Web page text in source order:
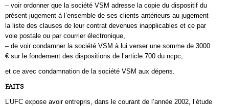
– voir ordonner que la société VSM adresse la copie du dispositif du
présent jugement à l’ensemble de ses clients antérieurs au jugement
la liste des clauses de leur contrat devenues inapplicables et ce par
voie postale ou par courrier électronique,
– de voir condamner la société VSM à lui verser une somme de 3000
€ sur le fondement des dispositions de l’article 700 du ncpc,
et ce avec condamnation de la société VSM aux dépens.
FAITS
L’UFC expose avoir entrepris, dans le courant de l’année 2002, l’étude